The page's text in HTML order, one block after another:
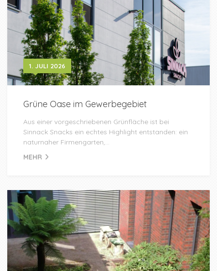
1. JULI 2026
Grüne Oase im Gewerbegebiet
Aus einer vorgeschriebenen Grünfläche ist bei
Sinnack Snacks ein echtes Highlight entstanden: ein
naturnaher Firmengarten,...
MEHR